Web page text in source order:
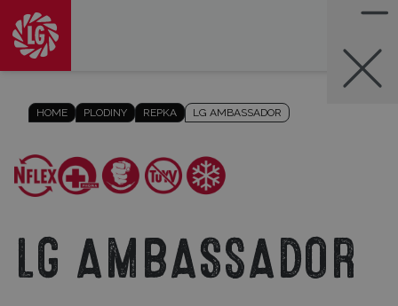
HOME PLODINY REPKA LG AMBASSADOR
LG AMBASSADOR